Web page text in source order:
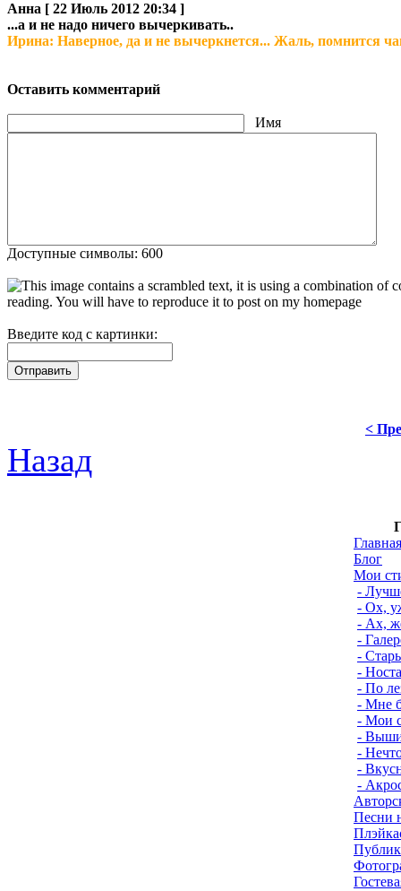
Анна [ 22 Июль 2012 20:34 ]
...а и не надо ничего вычеркивать..
Ирина: Наверное, да и не вычеркнется... Жаль, помнится
Оставить комментарий
Имя
Доступные символы: 600
Введите код с картинки:
<
Назад
Главная
Блог
Мои
-
- Ох,
- Ах,
-
-
-
- По
- Мне
- Мои
-
-
-
-
Песни